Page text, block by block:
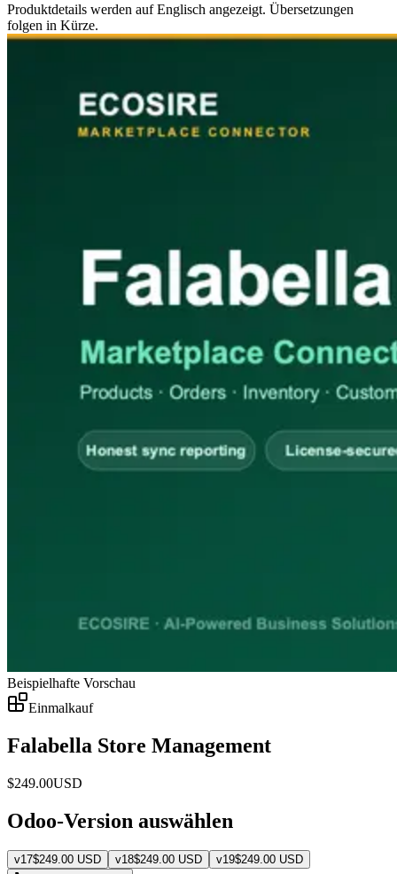
Produktdetails werden auf Englisch angezeigt. Übersetzungen
folgen in Kürze.
Beispielhafte Vorschau
Einmalkauf
Falabella Store Management
$249.00USD
Odoo-Version auswählen
v17$249.00 USD v18$249.00 USD v19$249.00 USD